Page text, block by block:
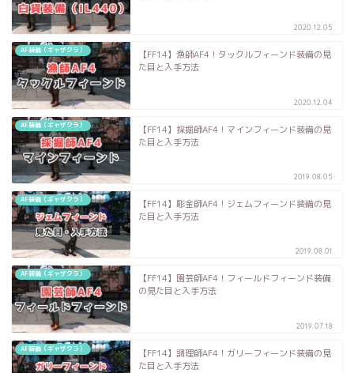
2020.12.05
AF装備（ギャザクラ）
【FF14】漁師AF4！タックルフィーンド装備の見
た目と入手方法
2020.12.04
AF装備（ギャザクラ）
【FF14】採掘師AF4！マインフィーンド装備の見
た目と入手方法
2019.08.05
AF装備（ギャザクラ）
【FF14】彫金師AF4！ジェムフィーンド装備の見
た目と入手方法
2019.08.01
AF装備（ギャザクラ）
【FF14】園芸師AF4！フィールドフィーンド装備
の見た目と入手方法
2019.07.18
AF装備（ギャザクラ）
【FF14】調理師AF4！ガリーフィーンド装備の見
た目と入手方法